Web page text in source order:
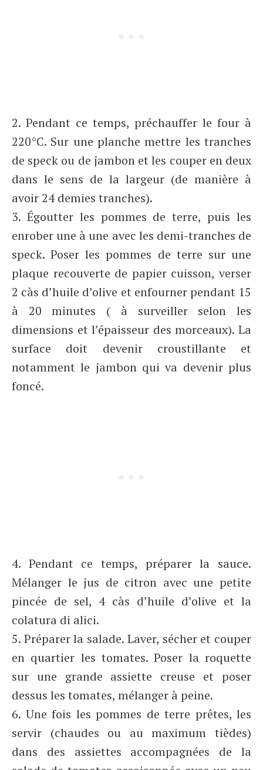
2. Pendant ce temps, préchauffer le four à
220°C. Sur une planche mettre les tranches
de speck ou de jambon et les couper en deux
dans le sens de la largeur (de manière à
avoir 24 demies tranches).
3. Égoutter les pommes de terre, puis les
enrober une à une avec les demi-tranches de
speck. Poser les pommes de terre sur une
plaque recouverte de papier cuisson, verser
2 càs d’huile d’olive et enfourner pendant 15
à 20 minutes ( à surveiller selon les
dimensions et l’épaisseur des morceaux). La
surface doit devenir croustillante et
notamment le jambon qui va devenir plus
foncé.
4. Pendant ce temps, préparer la sauce.
Mélanger le jus de citron avec une petite
pincée de sel, 4 càs d’huile d’olive et la
colatura di alici.
5. Préparer la salade. Laver, sécher et couper
en quartier les tomates. Poser la roquette
sur une grande assiette creuse et poser
dessus les tomates, mélanger à peine.
6. Une fois les pommes de terre prêtes, les
servir (chaudes ou au maximum tièdes)
dans des assiettes accompagnées de la